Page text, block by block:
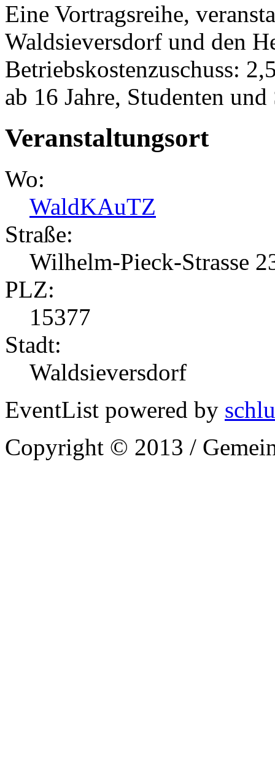
Eine Vortragsreihe,
Waldsieversdorf und den
Betriebskostenzuschuss:
ab 16 Jahre, Studenten
Veranstaltungsort
Wo:
WaldKAuTZ
Straße:
Wilhelm-Pieck-Strasse
PLZ:
15377
Stadt:
Waldsieversdorf
EventList powered by
Copyright © 2013 /